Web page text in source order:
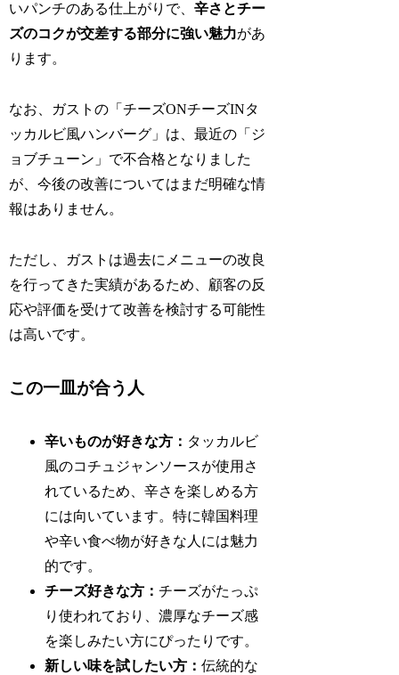
いパンチのある仕上がりで、辛さとチー
ズのコクが交差する部分に強い魅力があ
ります。
なお、ガストの「チーズONチーズINタ
ッカルビ風ハンバーグ」は、最近の「ジ
ョブチューン」で不合格となりました
が、今後の改善についてはまだ明確な情
報はありません。
ただし、ガストは過去にメニューの改良
を行ってきた実績があるため、顧客の反
応や評価を受けて改善を検討する可能性
は高いです。
この一皿が合う人
辛いものが好きな方： タッカルビ
風のコチュジャンソースが使用さ
れているため、辛さを楽しめる方
には向いています。特に韓国料理
や辛い食べ物が好きな人には魅力
的です。
チーズ好きな方：チーズがたっぷ
り使われており、濃厚なチーズ感
を楽しみたい方にぴったりです。
新しい味を試したい方：伝統的な